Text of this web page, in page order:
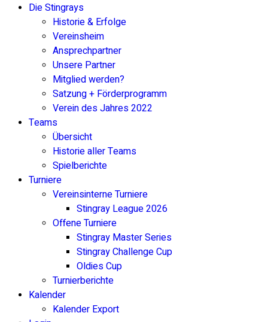
Die Stingrays
Historie & Erfolge
Vereinsheim
Ansprechpartner
Unsere Partner
Mitglied werden?
Satzung + Förderprogramm
Verein des Jahres 2022
Teams
Übersicht
Historie aller Teams
Spielberichte
Turniere
Vereinsinterne Turniere
Stingray League 2026
Offene Turniere
Stingray Master Series
Stingray Challenge Cup
Oldies Cup
Turnierberichte
Kalender
Kalender Export